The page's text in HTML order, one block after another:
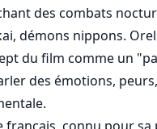
des combats
démons nippons.
du film comme un
des émotions,